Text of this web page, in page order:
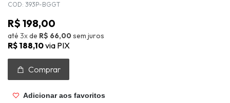
COD: 393P-BGGT
R$ 198,00
até 3xde R$ 66,00sem juros
R$ 188,10via PIX
Comprar
Adicionar aos favoritos